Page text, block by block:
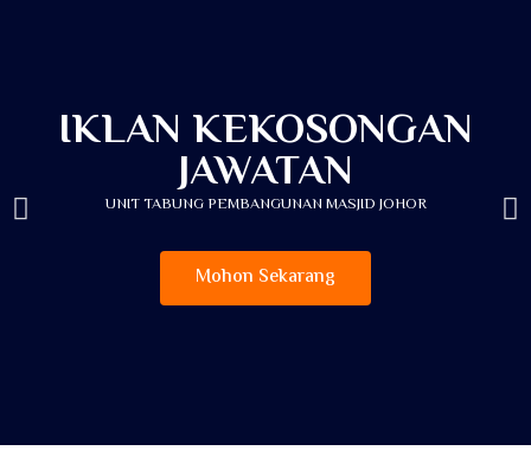
IKLAN KEKOSONGAN
JAWATAN
UNIT TABUNG PEMBANGUNAN MASJID JOHOR
Mohon Sekarang